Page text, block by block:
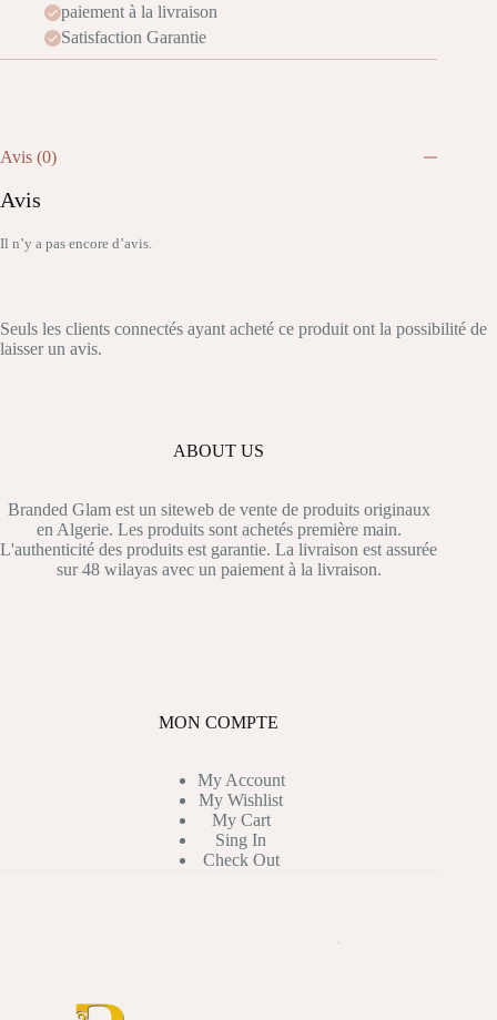
paiement à la livraison
Satisfaction Garantie
Avis (0)
Avis
Il n’y a pas encore d’avis.
Seuls les clients connectés ayant acheté ce produit ont la possibilité de
laisser un avis.
ABOUT US
Branded Glam est un siteweb de vente de produits originaux
en Algerie. Les produits sont achetés première main.
L'authenticité des produits est garantie. La livraison est assurée
sur 48 wilayas avec un paiement à la livraison.
MON COMPTE
My Account
My Wishlist
My Cart
Sing In
Check Out